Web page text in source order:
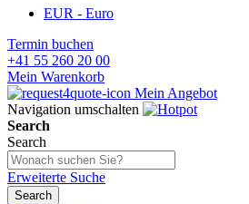
EUR - Euro
Termin buchen
+41 55 260 20 00
Mein Warenkorb
Mein Angebot
Navigation umschalten
Search
Search
Erweiterte Suche
Search